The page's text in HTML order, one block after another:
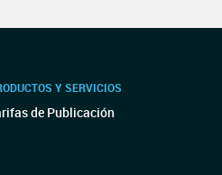
Y SERVICIOS
de Publicación